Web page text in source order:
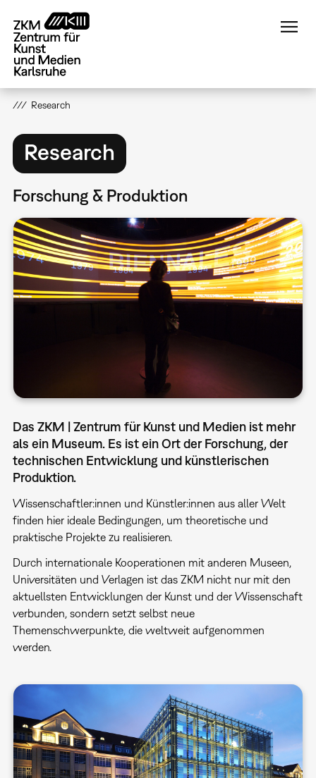
zum
Inhalt
Research
Research
Forschung & Produktion
Das ZKM | Zentrum für Kunst und Medien ist mehr
als ein Museum. Es ist ein Ort der Forschung, der
technischen Entwicklung und künstlerischen
Produktion.
Wissenschaftler:innen und Künstler:innen aus aller Welt
finden hier ideale Bedingungen, um theoretische und
praktische Projekte zu realisieren.
Durch internationale Kooperationen mit anderen Museen,
Universitäten und Verlagen ist das ZKM nicht nur mit den
aktuellsten Entwicklungen der Kunst und der Wissenschaft
verbunden, sondern setzt selbst neue
Themenschwerpunkte, die weltweit aufgenommen
werden.